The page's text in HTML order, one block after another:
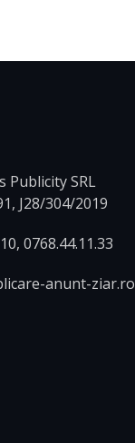
Publicity SRL
J28/304/2019
, 0768.44.11.33
anunt-ziar.ro